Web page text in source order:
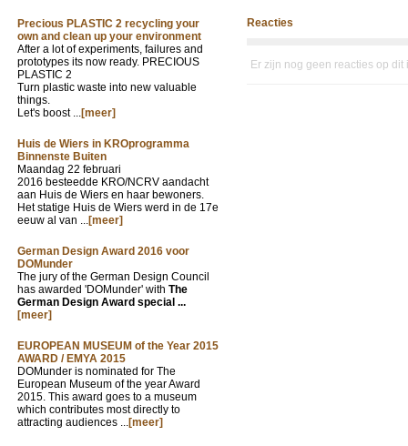
Precious PLASTIC 2 recycling your
own and clean up your environment
After a lot of experiments, failures and
prototypes its now ready. PRECIOUS
PLASTIC 2
Turn plastic waste into new valuable
things.
Let's boost ...[meer]
Huis de Wiers in KROprogramma
Binnenste Buiten
Maandag 22 februari
2016 besteedde KRO/NCRV aandacht
aan Huis de Wiers en haar bewoners.
Het statige Huis de Wiers werd in de 17e
eeuw al van ...[meer]
German Design Award 2016 voor
DOMunder
The jury of the German Design Council
has awarded 'DOMunder' with The
German Design Award special ...
[meer]
EUROPEAN MUSEUM of the Year 2015
AWARD / EMYA 2015
DOMunder is nominated for The
European Museum of the year Award
2015. This award goes to a museum
which contributes most directly to
attracting audiences ...[meer]
Reacties
Er zijn nog geen reacties op dit